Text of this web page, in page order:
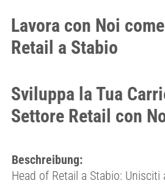
Lavora con Noi
Retail a Stabio
Sviluppa la Tua
Settore Retail con
Beschreibung:
Head of Retail a Stabio: Unisciti